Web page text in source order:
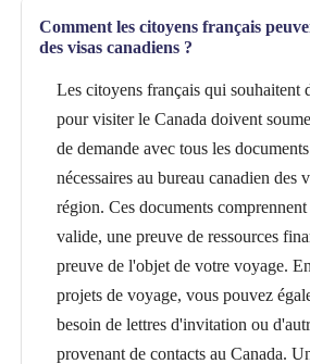
Comment les citoyens français
des visas canadiens ?
Les citoyens français qui souhaitent
pour visiter le Canada doivent
de demande avec tous les
nécessaires au bureau canadien des
région. Ces documents
valide, une preuve de ressources
preuve de l'objet de votre voyage.
projets de voyage, vous pouvez
besoin de lettres d'invitation ou
provenant de contacts au Canada.